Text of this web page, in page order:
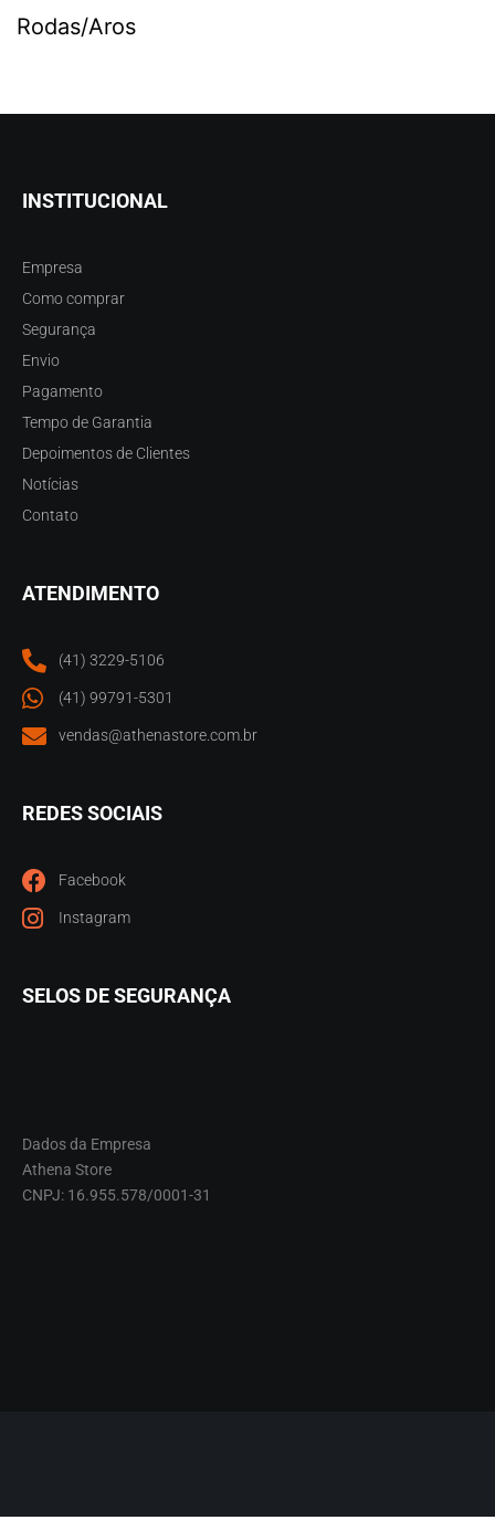
Rodas/Aros
INSTITUCIONAL
Empresa
Como comprar
Segurança
Envio
Pagamento
Tempo de Garantia
Depoimentos de Clientes
Notícias
Contato
ATENDIMENTO
(41) 3229-5106
(41) 99791-5301
vendas@athenastore.com.br
REDES SOCIAIS
Facebook
Instagram
SELOS DE SEGURANÇA
Dados da Empresa
Athena Store
CNPJ: 16.955.578/0001-31